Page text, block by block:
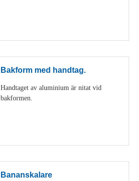
Bakform med handtag.
Handtaget av aluminium är nitat vid
bakformen.
Bananskalare